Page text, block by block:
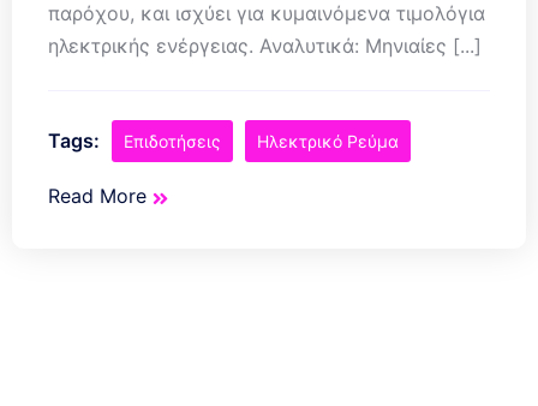
παρόχου, και ισχύει για κυμαινόμενα τιμολόγια
ηλεκτρικής ενέργειας. Αναλυτικά: Μηνιαίες [...]
Tags: Επιδοτήσεις Ηλεκτρικό Ρεύμα
Read More